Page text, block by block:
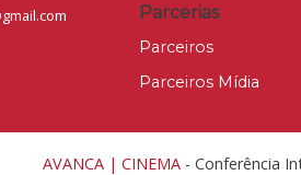
Parcerias
Parceiros
Parceiros Mídia
AVANCA | CINEMA - Conferência